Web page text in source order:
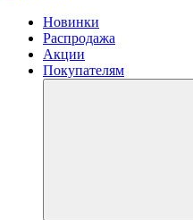
Новинки
Распродажа
Акции
Покупателям